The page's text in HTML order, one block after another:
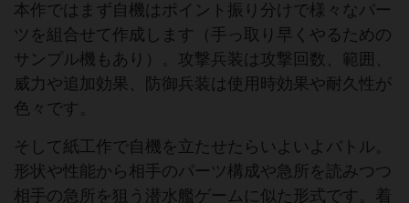
本作ではまず自機はポイント振り分けで様々なパー
ツを組合せて作成します（手っ取り早くやるための
サンプル機もあり）。攻撃兵装は攻撃回数、範囲、
威力や追加効果、防御兵装は使用時効果や耐久性が
色々です。
そして紙工作で自機を立たせたらいよいよバトル。
形状や性能から相手のパーツ構成や急所を読みつつ
相手の急所を狙う潜水艦ゲームに似た形式です。着